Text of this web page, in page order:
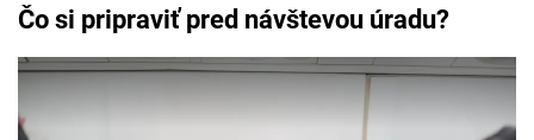
Čo si pripraviť pred návštevou úradu?